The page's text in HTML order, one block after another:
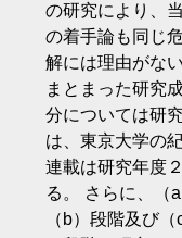
の研究により、
の着手論も同じ
解には理由がな
まとまった研究
分については研
は、東京大学の
連載は研究年度
る。 さらに、（
（b）段階及び